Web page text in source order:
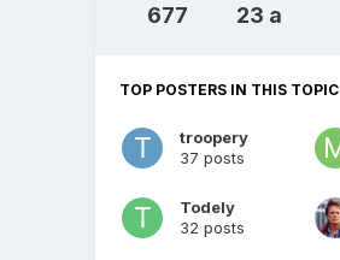
677 23 a
TOP POSTERS IN THIS TOPIC
troopery
37 posts
Todely
32 posts